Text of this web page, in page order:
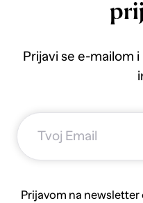
Prijavi se e-mailom
Prijavom na